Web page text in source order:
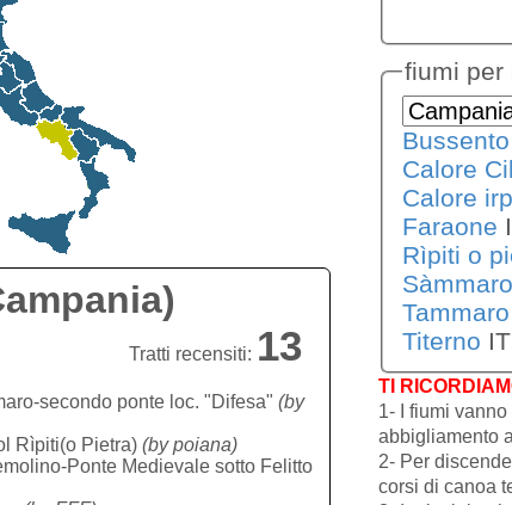
Tratti recensiti: 13
secondo ponte loc. "Difesa" (by
Rìpiti(o Pietra) (by poiana)
Ponte Medievale sotto Felitto
fiumi per
Bussento
Calore
Calore
Faraone
Rìpiti o
Sàmmaro
Tammaro
Titerno
TI
1- I fiumi
abbigliamento
2- Per
corsi di canoa